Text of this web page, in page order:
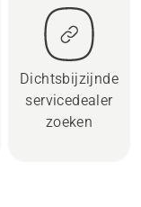
Dichtsbijzijnde
servicedealer
zoeken